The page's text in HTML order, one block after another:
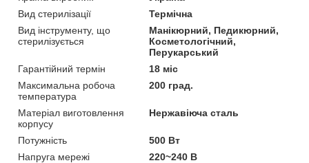
Вид стерилізації
Термічна
Вид інструменту, що
стерилізується
Манікюрний, Педикюрний,
Косметологічний,
Перукарський
Гарантійний термін
18 міс
Максимальна робоча
температура
200 град.
Матеріал виготовлення
корпусу
Нержавіюча сталь
Потужність
500 Вт
Напруга мережі
220~240 В